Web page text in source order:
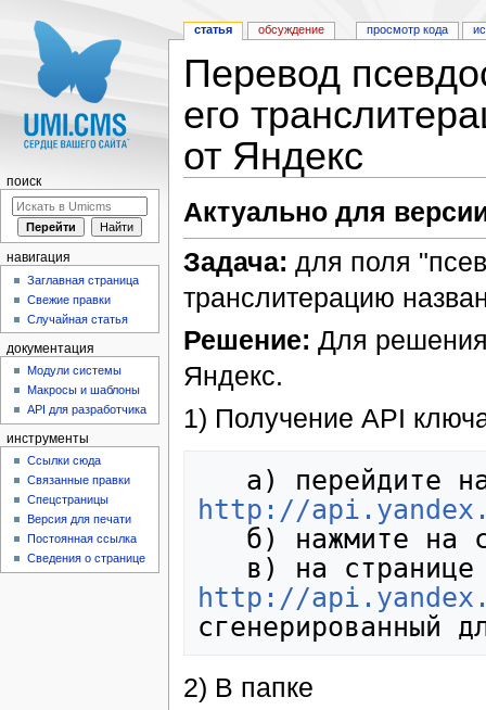
Перевод
его
от Яндекс
Актуально для
Задача: для поля
транслитерацию
Решение: Для
Яндекс.
1) Получение API
http://
http://
2) В папке
статья обсуждение просмотр кода
поиск
навигация
Заглавная страница
Свежие правки
Случайная статья
документация
Модули системы
Макросы и шаблоны
API для разработчика
инструменты
Ссылки сюда
Связанные правки
Спецстраницы
Версия для печати
Постоянная ссылка
Сведения о странице